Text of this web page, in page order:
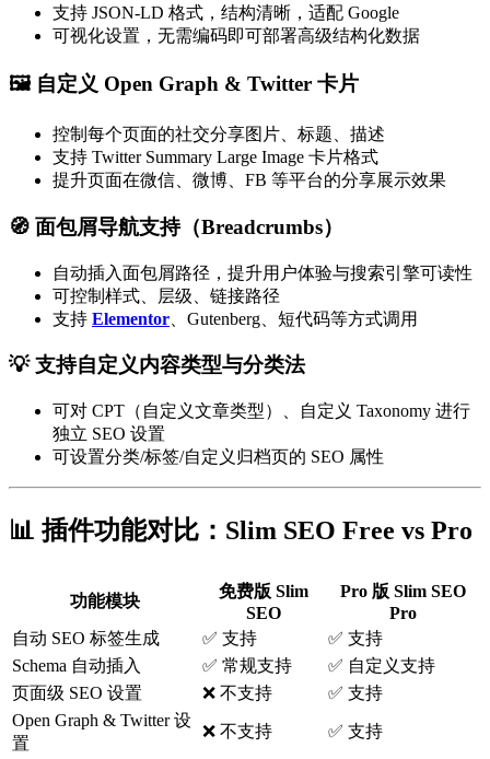
支持 JSON-LD 格式，结构清晰，适配 Google
可视化设置，无需编码即可部署高级结构化数据
🖼️ 自定义 Open Graph & Twitter 卡片
控制每个页面的社交分享图片、标题、描述
支持 Twitter Summary Large Image 卡片格式
提升页面在微信、微博、FB 等平台的分享展示效果
🧭 面包屑导航支持（Breadcrumbs）
自动插入面包屑路径，提升用户体验与搜索引擎可读性
可控制样式、层级、链接路径
支持 Elementor 、Gutenberg、短代码等方式调用
💡 支持自定义内容类型与分类法
可对 CPT（自定义文章类型）、自定义 Taxonomy 进行
独立 SEO 设置
可设置分类/标签/自定义归档页的 SEO 属性
📊 插件功能对比：Slim SEO Free vs Pro
功能模块
免费版 Slim
SEO
Pro 版 Slim SEO
Pro
自动 SEO 标签生成
✅ 支持
✅ 支持
Schema 自动插入
✅ 常规支持
✅ 自定义支持
页面级 SEO 设置
❌ 不支持
✅ 支持
Open Graph & Twitter 设
置
❌ 不支持 ✅ 支持